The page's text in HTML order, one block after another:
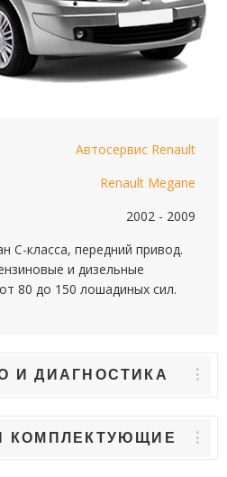
Автосервис Renault
Renault Megane
2002 - 2009
C-класса, передний привод.
и дизельные
80 до 150 лошадиных сил.
И ДИАГНОСТИКА
КОМПЛЕКТУЮЩИЕ